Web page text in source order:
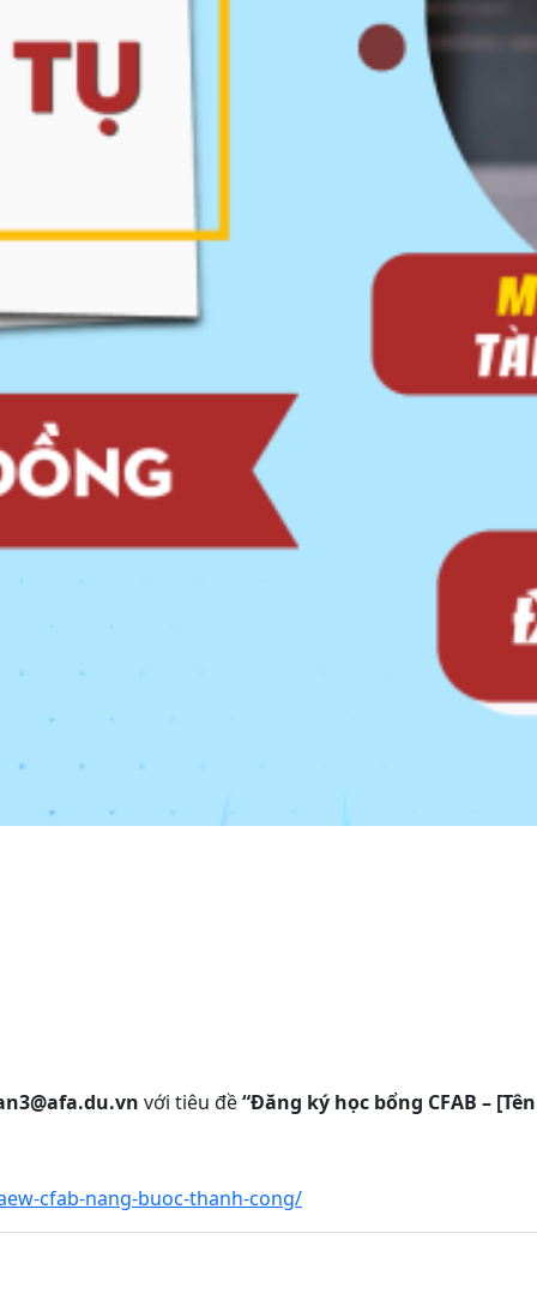
với tiêu đề“Đăng ký học bổng CFAB –
cfab-nang-buoc-thanh-cong/